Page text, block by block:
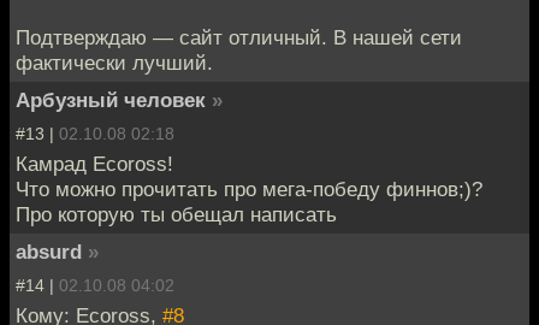
Подтверждаю — сайт отличный. В нашей сети
фактически лучший.
Арбузный человек »
#13 | 02.10.08 02:18
Камрад Ecoross!
Что можно прочитать про мега-победу финнов;)?
Про которую ты обещал написать
absurd »
#14 | 02.10.08 04:02
Кому: Ecoross, #8